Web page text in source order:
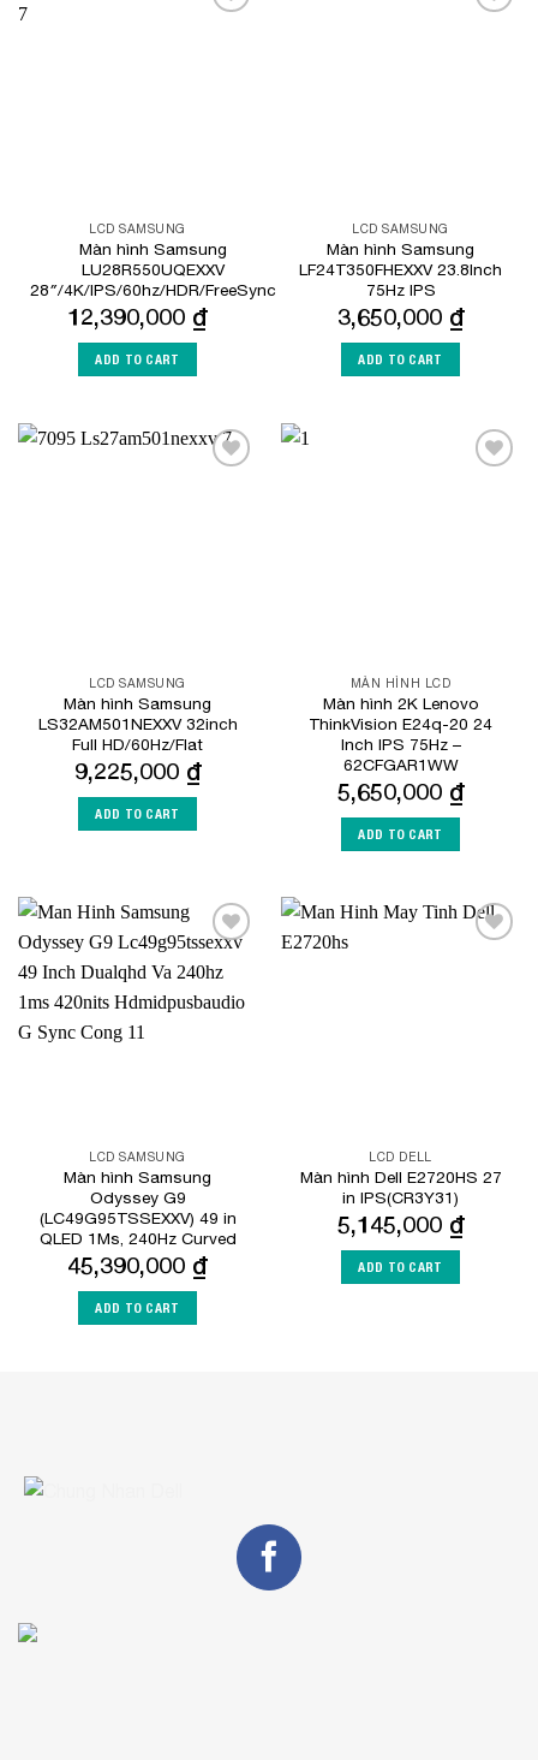
LCD SAMSUNG
Màn hình Samsung
LU28R550UQEXXV
28″/4K/IPS/60hz/HDR/FreeSync
12,390,000 ₫
ADD TO CART
LCD SAMSUNG
Màn hình Samsung
LF24T350FHEXXV 23.8Inch
75Hz IPS
3,650,000 ₫
ADD TO CART
LCD SAMSUNG
Màn hình Samsung
LS32AM501NEXXV 32inch
Full HD/60Hz/Flat
9,225,000 ₫
ADD TO CART
MÀN HÌNH LCD
Màn hình 2K Lenovo
ThinkVision E24q-20 24
Inch IPS 75Hz –
62CFGAR1WW
5,650,000 ₫
ADD TO CART
Wishlist
LCD SAMSUNG
Màn hình Samsung
Odyssey G9
(LC49G95TSSEXXV) 49 in
QLED 1Ms, 240Hz Curved
45,390,000 ₫
ADD TO CART
LCD DELL
Màn hình Dell E2720HS 27
in IPS(CR3Y31)
5,145,000 ₫
ADD TO CART